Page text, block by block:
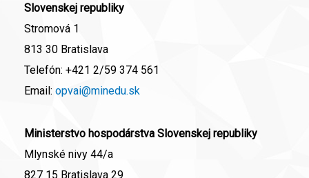
Slovenskej republiky
Stromová 1
813 30 Bratislava
Telefón: +421 2/59 374 561
Email: opvai@minedu.sk
Ministerstvo hospodárstva Slovenskej republiky
Mlynské nivy 44/a
827 15 Bratislava 29